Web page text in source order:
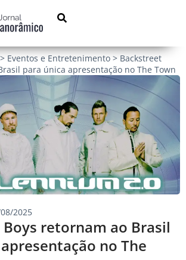
> Eventos e Entretenimento > Backstreet
para única apresentação no The Town
retornam ao Brasil
no The
2025